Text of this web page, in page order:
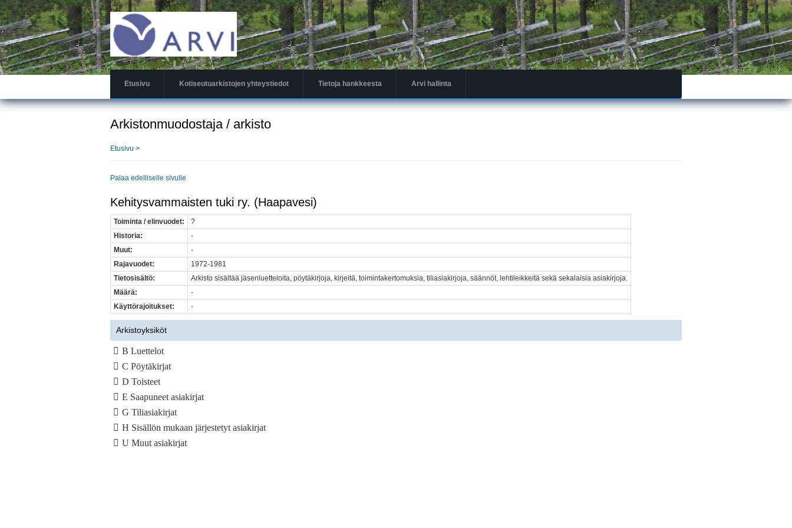
Hyppää
pääsisältöön
Etusivu Kotiseutuarkistojen yhteystiedot Tietoja hankkeesta Arvi hallinta
Arkistonmuodostaja / arkisto
Etusivu >
Palaa edelliselle sivulle
Kehitysvammaisten tuki ry. (Haapavesi)
Toiminta / elinvuodet:
?
Historia:
-
Muut:
-
Rajavuodet:
1972-1981
Tietosisältö:
Arkisto sisältää jäsenluetteloita, pöytäkirjoja, kirjeitä, toimintakertomuksia, tiliasiakirjoja, säännöt, lehtileikkeitä sekä sekalaisia asiakirjoja.
Määrä:
-
Käyttörajoitukset:
-
Arkistoyksiköt
B Luettelot
C Pöytäkirjat
D Toisteet
E Saapuneet asiakirjat
G Tiliasiakirjat
H Sisällön mukaan järjestetyt asiakirjat
U Muut asiakirjat